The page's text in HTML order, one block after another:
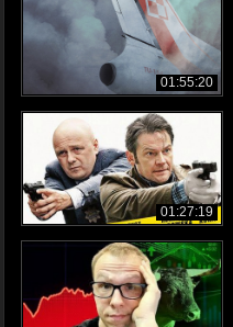
01:55:20
01:27:19